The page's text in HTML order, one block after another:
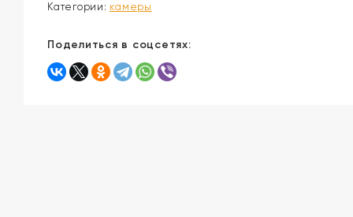
Категории: камеры
Поделиться в соцсетях: